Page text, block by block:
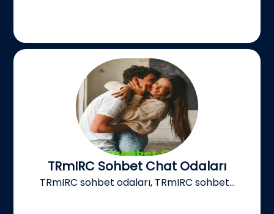
TRmIRC Sohbet Chat Odaları
TRmIRC sohbet odaları, TRmIRC sohbet...